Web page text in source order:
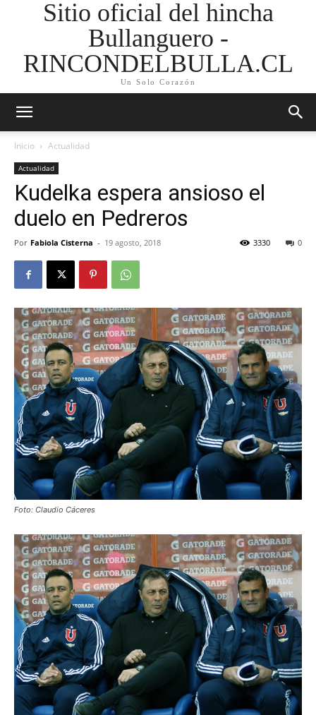
Sitio oficial del hincha
Bullanguero -
RINCONDELBULLA.CL
Un Solo Corazón
Inicio Actualidad
Actualidad
Kudelka espera ansioso el
duelo en Pedreros
Por Fabiola Cisterna - 19 agosto, 2018 0
3330
Foto: Claudio Cáceres